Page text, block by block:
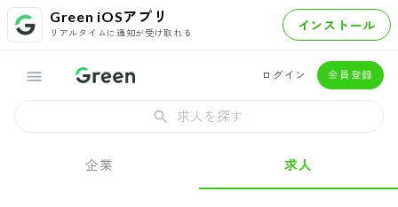
Green iOSアプリ
リアルタイムに通知が受け取れる インストール
ログイン 会員登録
求人を探す
企業 求人